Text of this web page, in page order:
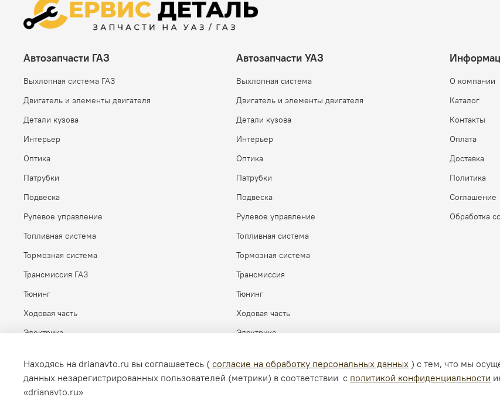
Автозапчасти ГАЗ
Выхлопная система ГАЗ
Двигатель и элементы двигателя
Детали кузова
Интерьер
Оптика
Патрубки
Подвеска
Рулевое управление
Топливная система
Тормозная система
Трансмиссия ГАЗ
Тюнинг
Ходовая часть
Электрика
Автозапчасти УАЗ
Выхлопная система
Двигатель и элементы двигателя
Детали кузова
Интерьер
Оптика
Патрубки
Подвеска
Рулевое управление
Топливная система
Тормозная система
Трансмиссия
Тюнинг
Ходовая часть
Электрика
О компании
Каталог
Контакты
Оплата
Доставка
Политика
Соглашение
Обработка
© 2026 Любое использование контента без письменного разрешения запрещено
Находясь на drianavto.ru вы соглашаетесь ( согласие на обработку персональных данных ) с тем, что мы
данных незарегистрированных пользователей (метрики) в соответствии с политикой конфиденциальности
«drianavto.ru»